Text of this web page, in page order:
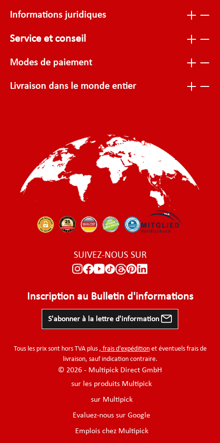
Informations juridiques
Service et conseil
Modes de paiement
Livraison dans le monde entier
SUIVEZ-NOUS SUR
Inscription au Bulletin d'informations
S'abonner à la lettre d'information
Tous les prix sont hors TVA plus , frais d'expéditionet éventuels frais de
livraison, sauf indication contraire.
© 2026 - Multipick Direct GmbH
sur les produits Multipick
sur Multipick
Evaluez-nous sur Google
Emplois chez Multipick